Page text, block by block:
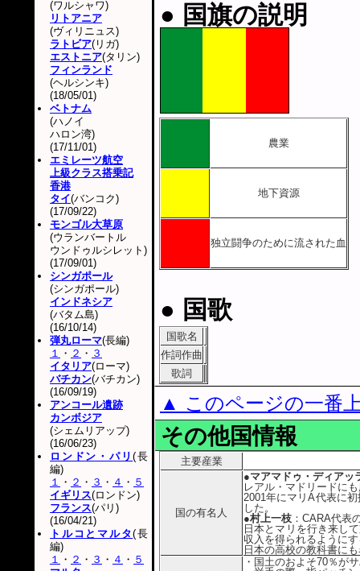
● 国旗の説明
農業
地下資源
独立闘争のために流された血
● 国歌
国歌名
作詞作曲
歌詞
▲ このページの一番
その他国情報
主要産業
国の有名人
●マアマドゥ・ディアッ
レアル・マドリードに
2001年にマリA代表に
した。
●村上一枝 ：CARA代表
日本とマリを行き来し
収入を得られるように
日本の高校の教科書に
・国土のおよそ70％が
(ワルシャワ)
リトアニア
(ヴィリニュス)
ラトビア(リガ)
エストニア(タリン)
フィンランド
(ヘルシンキ)
(18/05/01)
ベトナム
(ハノイ
ハロン湾)
(17/11/01)
エミレーツ航空
上級クラス搭乗記
香港
タイ(バンコク)
(17/09/22)
モンゴル大草原
(ウランバートル
ウンドゥルシレット)
(17/09/01)
シンガポール
(シンガポール)
インドネシア
(バタム島)
(16/10/14)
弾丸ローマ(長編)
１ ・ ２ ・ ３
イタリア(ローマ)
バチカン(バチカン)
(16/09/19)
アンコール遺跡
カンボジア
(シェムリアップ)
(16/06/23)
ロンドン・パリ(長
編)
１ ・ ２ ・ ３ ・ ４ ・ ５
イギリス(ロンドン)
フランス(パリ)
(16/04/21)
トルコとマルタ(長
編)
１ ・ ２ ・ ３ ・ ４ ・ ５